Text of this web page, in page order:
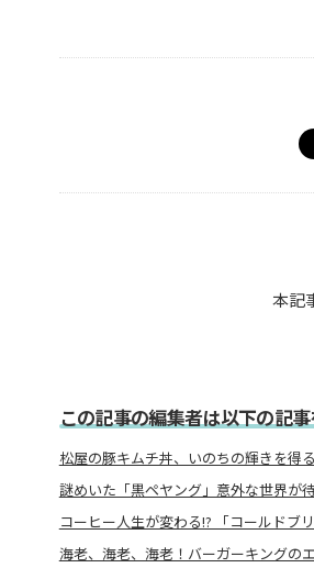
本記
この記事の編集者は以下の記
松屋の豚キムチ丼、いのちの輝きを得
謎めいた「黒ペヤング」意外な世界が
コーヒー人生が変わる!? 「コールドブ
海老、海老、海老！バーガーキングの